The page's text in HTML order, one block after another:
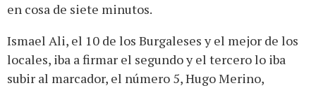
en cosa de siete minutos.
Ismael Ali, el 10 de los Burgaleses y el mejor de los
locales, iba a firmar el segundo y el tercero lo iba
subir al marcador, el número 5, Hugo Merino,